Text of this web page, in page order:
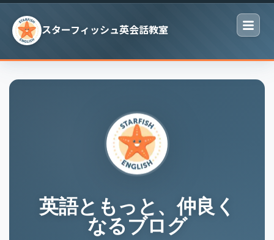
スターフィッシュ英会話教室
英語ともっと、仲良く
なるブログ